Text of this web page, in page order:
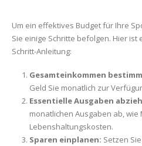
Um ein effektives Budget für Ihre
Sie einige Schritte befolgen. Hier
Schritt-Anleitung:
Gesamteinkommen
Geld Sie monatlich zur
Essentielle Ausgaben
monatlichen Ausgaben ab,
Lebenshaltungskosten.
Sparen einplanen: Setzen